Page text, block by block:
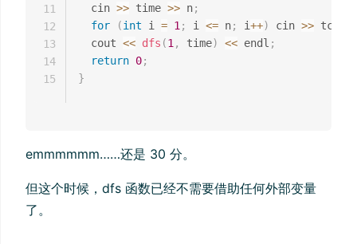
  cin
>> time >> n;
for
(int i = 1 ; i <= n; i++) cin >> tcost
  cout
<< dfs (1 , time) << endl ;
return 0;
}
11
12
13
14
15
emmmmmm……还是 30 分。
但这个时候，dfs 函数已经不需要借助任何外部变量
了。